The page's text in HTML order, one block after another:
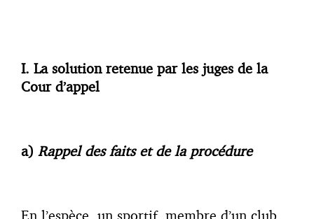
I. La solution retenue par les juges de la
Cour d’appel
a) Rappel des faits et de la procédure
En l’espèce, un sportif, membre d’un club